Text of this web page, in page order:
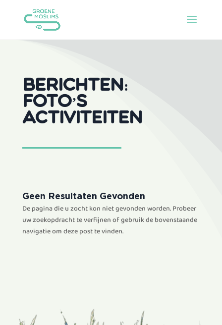
Berichten:
Foto’s
activiteiten
Geen Resultaten Gevonden
De pagina die u zocht kon niet gevonden worden. Probeer
uw zoekopdracht te verfijnen of gebruik de bovenstaande
navigatie om deze post te vinden.